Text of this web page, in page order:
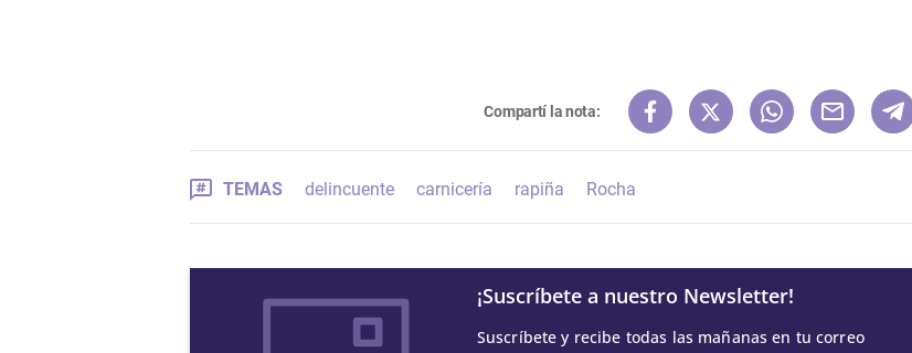
Compartí la nota:
TEMAS delincuente carnicería rapiña Rocha
¡Suscríbete a nuestro Newsletter!
Suscríbete y recibe todas las mañanas en tu correo